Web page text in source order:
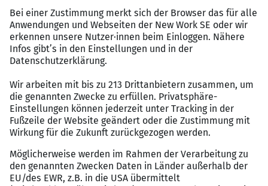
Benefits & Vorteile
Stabilität & Wachstum:Sicherer Arbeitsplatz in
einem krisenfesten Wachstumsmarkt (E-Health)
Moderner Fuhrpark:Dienstwagen-Privileg ab dem
ersten Tag inklusive freier Wahl (E-Auto möglich)
Individuelle Entwicklung: Strukturierte
Einarbeitung und Förderung durch gezielte